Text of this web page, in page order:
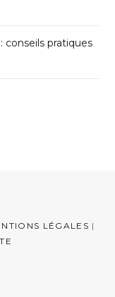
conseils pratiques
LÉGALES |